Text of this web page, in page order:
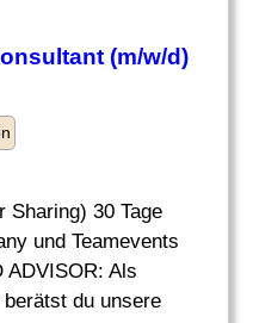
(m/w/d)
Sharing) 30 Tage
und Teamevents
ADVISOR: Als
du unsere